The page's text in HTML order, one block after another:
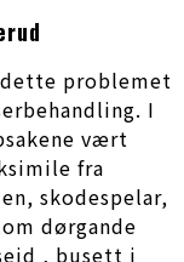
problemet
I
vært
fra
skodespelar,
dørgande
, busett i